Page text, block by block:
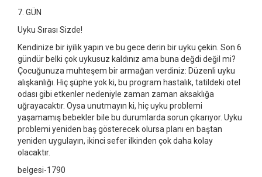
7. GÜN
Uyku Sırası Sizde!
Kendinize bir iyilik yapın ve bu gece derin bir uyku çekin. Son 6
gündür belki çok uykusuz kaldınız ama buna değdi değil mi?
Çocuğunuza muhteşem bir armağan verdiniz: Düzenli uyku
alışkanlığı. Hiç şüphe yok ki, bu program hastalık, tatildeki otel
odası gibi etkenler nedeniyle zaman zaman aksaklığa
uğrayacaktır. Oysa unutmayın ki, hiç uyku problemi
yaşamamış bebekler bile bu durumlarda sorun çıkarıyor. Uyku
problemi yeniden baş gösterecek olursa planı en baştan
yeniden uygulayın, ikinci sefer ilkinden çok daha kolay
olacaktır.
belgesi-1790